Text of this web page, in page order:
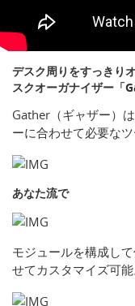
デスク周りをすっきり
スクオーガナイザー「
Gather（ギャザー）
ーに合わせて必要な
あなた流で
モジュールを構成し
せてカスタマイズ可能